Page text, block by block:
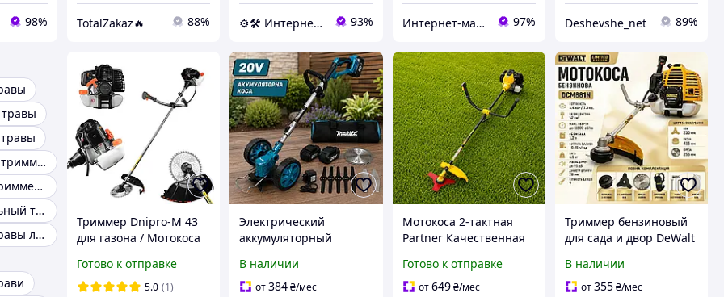
98% TotalZakaz🔥 88% ⚙️🛠 Интернет-магазин ALORA 93% Интернет-магазин "Grantech" 97% Deshevshe_net 89%
травы
Качественный триммер для травы
Косить газон триммером
Профессиональный триммер для травы
Триммер для травы легкий
Триммер Dnipro-M 43
для газона / Мотокоса
Ручная коса для травы
/ Косилка портативная
Готово к отправке
5.0 (1)
Электрический
аккумуляторный
UR120DWAE, коса для
травы, сорняков и
В наличии
от384₴/мес
Мотокоса 2-тактная
Partner Качественная
Бензокосилки Садовая
коса Бензокоса для
Готово к отправке
от649 ₴/мес
Триммер бензиновый
для сада и двор DeWalt
для газона и зароков
DCM881N Коса
В наличии
от355₴/мес